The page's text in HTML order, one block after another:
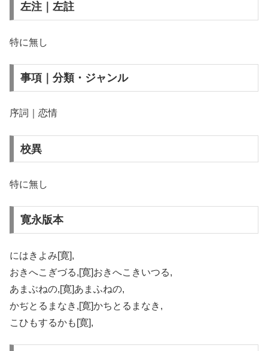
左注｜左註
特に無し
事項｜分類・ジャンル
序詞｜恋情
校異
特に無し
寛永版本
にはきよみ[寛],
おきへこぎづる,[寛]おきへこきいつる,
あまぶねの,[寛]あまふねの,
かぢとるまなき,[寛]かちとるまなき,
こひもするかも[寛],